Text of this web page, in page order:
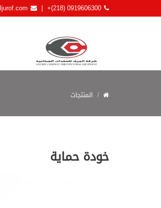
+(218) 0919606300
|
المنتجات
خودة حماية